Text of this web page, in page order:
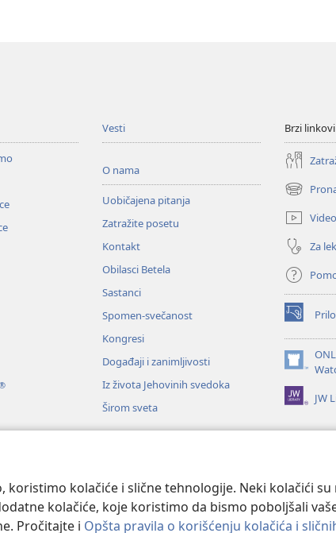
kolačiće i slične tehnologije. Neki kolačići
kolačiće, koje koristimo da bismo poboljšali
Pročitajte i Opšta pravila o korišćenju kolačića i
pisma
Vesti
O nama
Uobičajena pitanja
Zatražite posetu
Kontakt
Obilasci Betela
Sastanci
Spomen-svečanost
Kongresi
Događaji i zanimljivosti
Iz života Jehovinih svedoka
Širom sveta
Brzi linkovi
(otvara
novi
prozor)
Za
(otvara
novi
prozor)
(otvara
novi
prozor)JW